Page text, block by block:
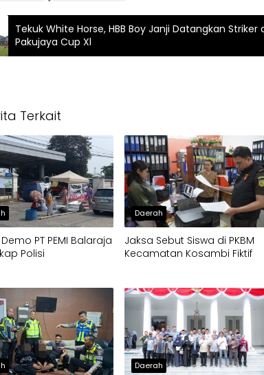
Tekuk White Horse, HBB Boy Janji Datangkan Striker
Pakujaya Cup Xl
Terkait
PT PEMI Balaraja
Polisi
Daerah
Jaksa Sebut Siswa di PKBM
Kecamatan Kosambi Fiktif
Daerah